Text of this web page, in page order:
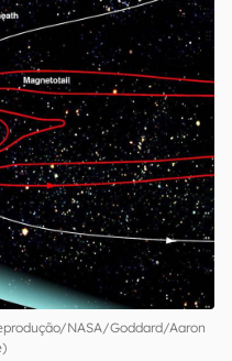
NASA/Goddard/Aaron